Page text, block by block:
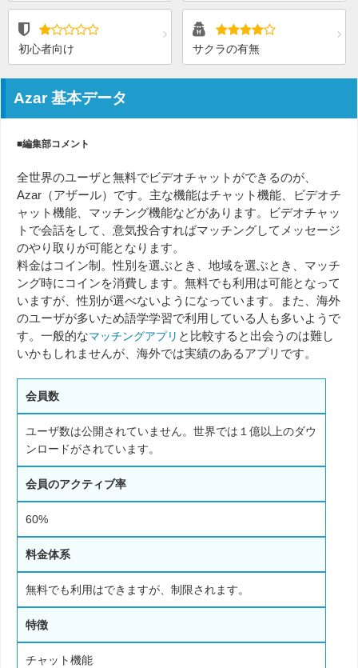
初心者向け サクラの有無
Azar 基本データ
■編集部コメント
全世界のユーザと無料でビデオチャットができるのが、
Azar（アザール）です。主な機能はチャット機能、ビデオチ
ャット機能、マッチング機能などがあります。ビデオチャッ
トで会話をして、意気投合すればマッチングしてメッセージ
のやり取りが可能となります。
料金はコイン制。性別を選ぶとき、地域を選ぶとき、マッチ
ング時にコインを消費します。無料でも利用は可能となって
いますが、性別が選べないようになっています。また、海外
のユーザが多いため語学学習で利用している人も多いようで
す。一般的なマッチングアプリ と比較すると出会うのは難し
いかもしれませんが、海外では実績のあるアプリです。
会員数
ユーザ数は公開されていません。世界では１億以上のダウ
ンロードがされています。
会員のアクティブ率
60%
料金体系
無料でも利用はできますが、制限されます。
特徴
チャット機能